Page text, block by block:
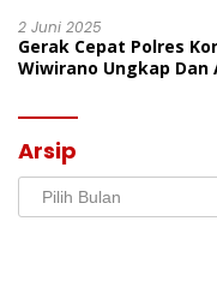
2 Juni 2025
Gerak Cepat Polres
Wiwirano Ungkap
Arsip
Arsip